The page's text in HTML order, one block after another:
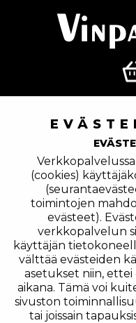
(cookies)
toimintojen
evästeet).
verkkopalvelun
käyttäjän
välttää evästeiden
asetukset niin,
aikana. Tämä voi
sivuston
tai joissain